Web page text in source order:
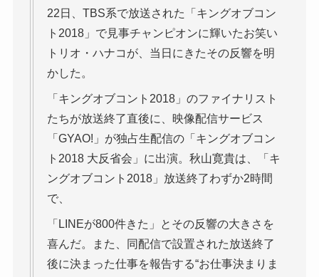
22日、TBS系で放送された「キングオブコン
ト2018」で見事チャンピオンに輝いたお笑い
トリオ・ハナコが、当日にきたその反響を明
かした。
「キングオブコント2018」のファイナリスト
たちが放送終了直後に、映像配信サービス
「GYAO!」が独占生配信の「キングオブコン
ト2018 大反省会」に出演。秋山寛貴は、「キ
ングオブコント2018」放送終了わずか2時間
で、
「LINEが800件きた」とその反響の大きさを
喜んだ。また、同配信で設置された放送終了
後に決まった仕事を報告する“お仕事決まりま